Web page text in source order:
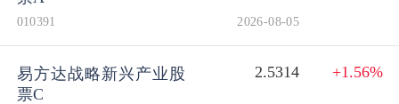
010391 2026-08-05
易方达战略新兴产业股
票C
2.5314 +1.56%